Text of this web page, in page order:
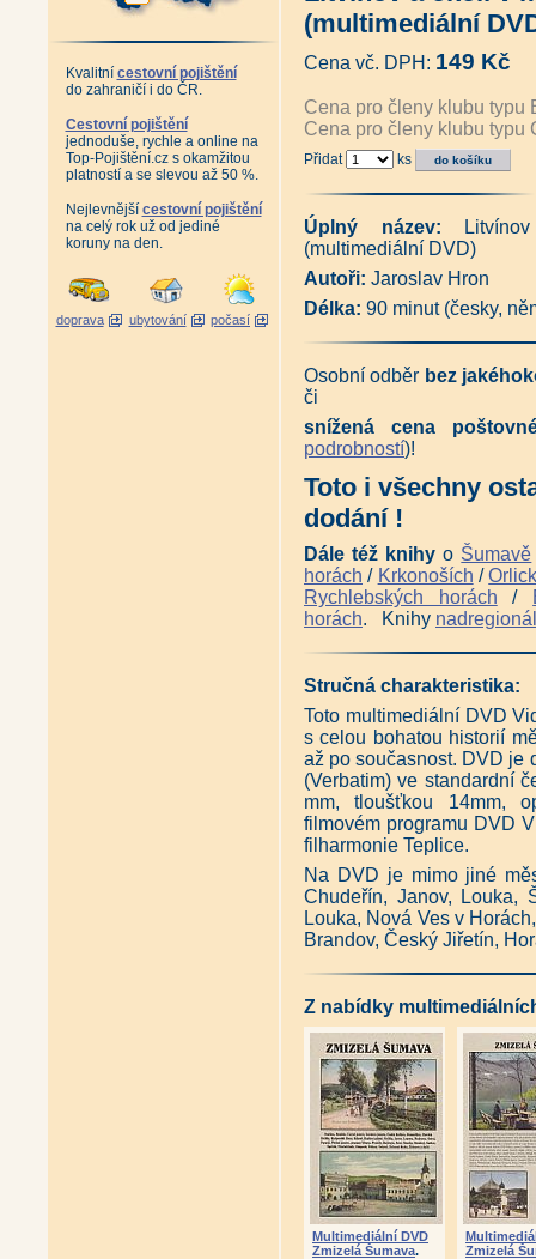
Kvalitní cestovní pojištění
do zahraničí i do ČR.
Cestovní pojištění
jednoduše, rychle a online na
Top-Pojištění.cz s okamžitou
platností a se slevou až 50 %.
Nejlevnější cestovní pojištění
na celý rok už od jediné
koruny na den.
doprava ubytování počasí
Krušnohoří v minulosti - II. díl
Krajina tajemství
Chomutov, Jirkov, Kadaň a
Doupov (multimediální DVD)
Lounsko - města a obce
Ústecko - Ústí nad Labem,
Teplicko - Teplice, Bílina... a
Teplice, Bílina a okolí ve 20.
Litvínov a okolí v minulosti
Stoletá proměna Litvínova
Děčínsko - města a obce
Děčín a okolí v minulosti
Děčín a okolí ve 20. století
Liberec, Jablonec nad Nisou
Liberec a okolí ve 20. století
Historie autobusů, trolejbusů,
Historie dopravy - tramvajová
Historie železnic
Parní, elektrické a motorové
DVD Krkonošské tance -
DVD Krkonošské koledy se
(multimediální
Cena vč. DPH: 149 Kč
Cena pro členy klubu typu
Cena pro členy klubu typu
Přidat ks
Úplný název:
(multimediální DVD)
Autoři: Jaroslav Hron
Délka: 90 minut (česky,
Osobní odběr bez
či
snížená cena
podrobností)!
Toto i všechny
dodání !
Dále též knihyo Šumavě
horách / Krkonoších /
Rychlebských horách /
horách. Knihy
Stručná charakteristika:
Toto multimediální DVD
s celou bohatou historií
až po současnost. DVD je
(Verbatim) ve standardní
mm, tloušťkou 14mm,
filmovém programu DVD
filharmonie Teplice.
Na DVD je mimo jiné
Chudeřín, Janov, Louka,
Louka, Nová Ves v
Brandov, Český Jiřetín,
Z nabídky
Multimediální DVD
Zmizelá Šumava.
Zmizelá